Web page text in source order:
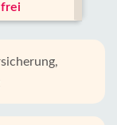
frei